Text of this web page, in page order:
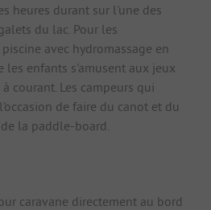
heures durant sur l'une des
du lac. Pour les
avec hydromassage en
les enfants s'amusent aux jeux
courant. Les campeurs qui
de faire du canot et du
la paddle-board.
caravane directement au bord